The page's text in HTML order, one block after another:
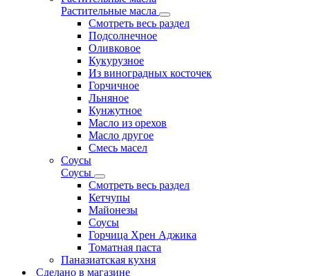
Растительные масла
Смотреть весь раздел
Подсолнечное
Оливковое
Кукурузное
Из виноградных косточек
Горчичное
Льняное
Кунжутное
Масло из орехов
Масло другое
Смесь масел
Соусы
Соусы
Смотреть весь раздел
Кетчупы
Майонезы
Соусы
Горчица Хрен Аджика
Томатная паста
Паназиатская кухня
Сделано в магазине